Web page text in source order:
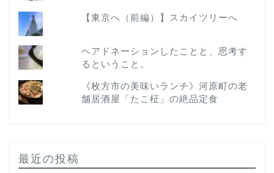
【東京へ（前編）】スカイツリーへ
ヘアドネーションしたことと、思考す
るということ。
《枚方市の美味いランチ》河原町の老
舗居酒屋「たこ柾」の絶品定食
最近の投稿